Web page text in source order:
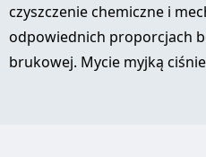
czyszczenie chemiczne i
odpowiednich proporcjach
brukowej. Mycie myjką